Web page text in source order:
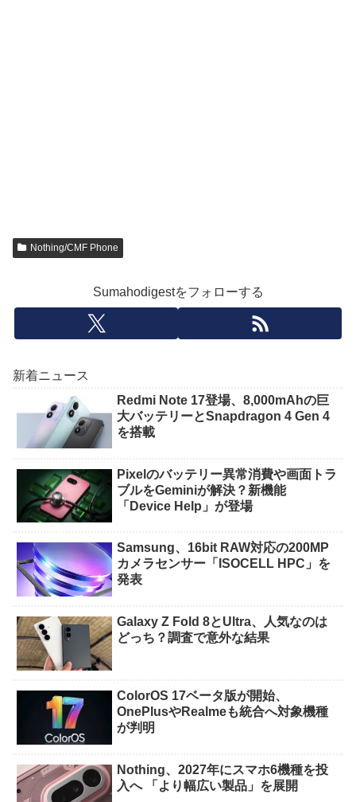
Nothing/CMF Phone
Sumahodigestをフォローする
新着ニュース
Redmi Note 17登場、8,000mAhの巨
大バッテリーとSnapdragon 4 Gen 4
を搭載
Pixelのバッテリー異常消費や画面トラ
ブルをGeminiが解決？新機能
「Device Help」が登場
Samsung、16bit RAW対応の200MP
カメラセンサー「ISOCELL HPC」を
発表
Galaxy Z Fold 8とUltra、人気なのは
どっち？調査で意外な結果
ColorOS 17ベータ版が開始、
OnePlusやRealmeも統合へ対象機種
が判明
Nothing、2027年にスマホ6機種を投
入へ 「より幅広い製品」を展開